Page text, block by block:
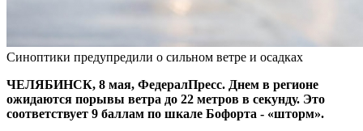
Синоптики предупредили о сильном ветре и осадках
ЧЕЛЯБИНСК, 8 мая, ФедералПресс. Днем в регионе
ожидаются порывы ветра до 22 метров в секунду. Это
соответствует 9 баллам по шкале Бофорта - «шторм».